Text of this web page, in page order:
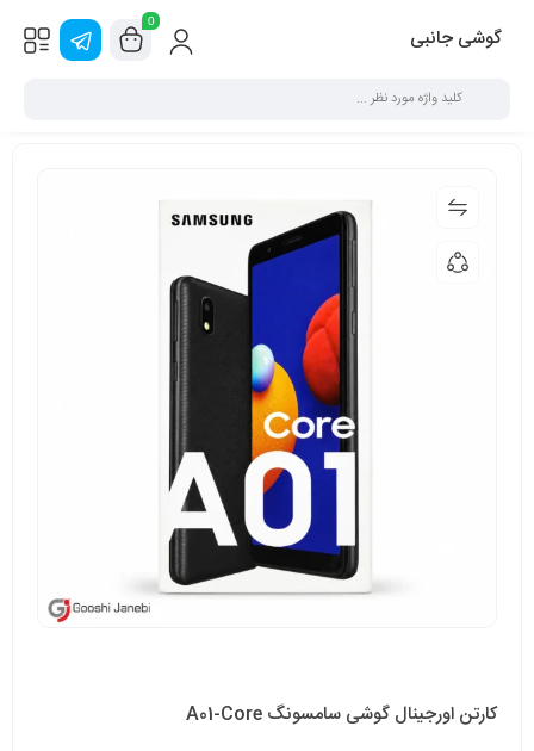
گوشی جانبی
0
کارتن اورجینال گوشی سامسونگ A01-Core